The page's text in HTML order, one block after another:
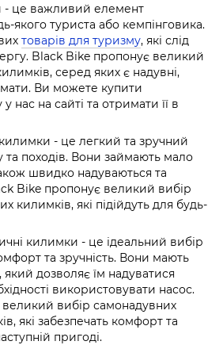
- це важливий елемент
якого туриста або кемпінговика.
товарів для туризму, які слід
Black Bike пропонує великий
серед яких є надувні,
Ви можете купити
нас на сайті та отримати її в
- це легкий та зручний
та походів. Вони займають мало
швидко надуваються та
Bike пропонує великий вибір
килимків, які підійдуть для будь-
килимки - це ідеальний вибір
та зручність. Вони мають
дозволяє їм надуватися
використовувати насос.
вибір самонадувних
які забезпечать комфорт та
пригоді.